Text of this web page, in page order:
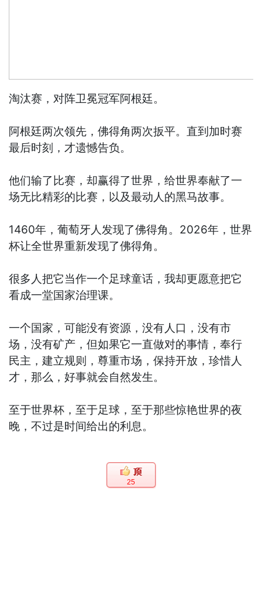
淘汰赛，对阵卫冕冠军阿根廷。
阿根廷两次领先，佛得角两次扳平。直到加时赛
最后时刻，才遗憾告负。
他们输了比赛，却赢得了世界，给世界奉献了一
场无比精彩的比赛，以及最动人的黑马故事。
1460年，葡萄牙人发现了佛得角。2026年，世界
杯让全世界重新发现了佛得角。
很多人把它当作一个足球童话，我却更愿意把它
看成一堂国家治理课。
一个国家，可能没有资源，没有人口，没有市
场，没有矿产，但如果它一直做对的事情，奉行
民主，建立规则，尊重市场，保持开放，珍惜人
才，那么，好事就会自然发生。
至于世界杯，至于足球，至于那些惊艳世界的夜
晚，不过是时间给出的利息。
25